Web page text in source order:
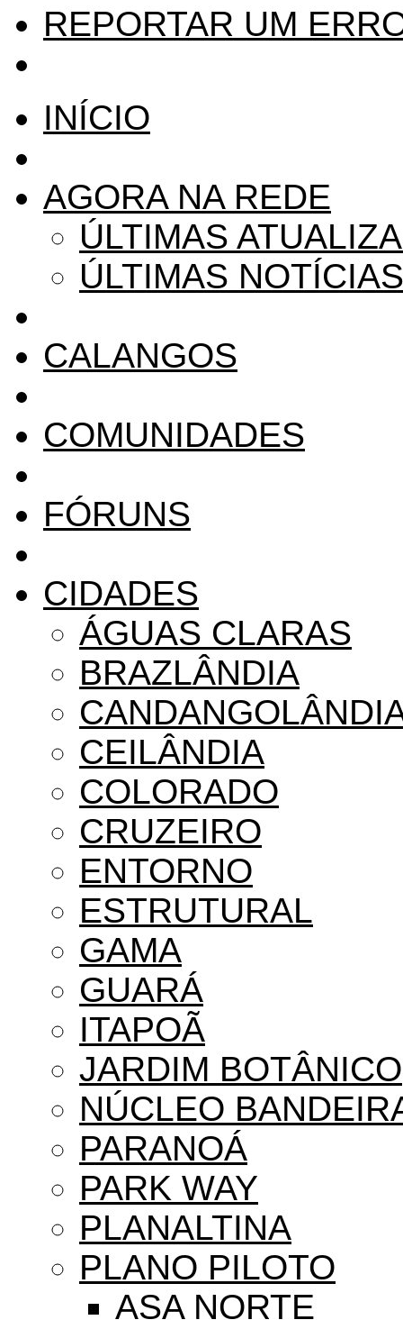
REPORTAR UM
INÍCIO
AGORA NA REDE
ÚLTIMAS
ÚLTIMAS NOTÍCIAS
CALANGOS
COMUNIDADES
FÓRUNS
CIDADES
ÁGUAS CLARAS
BRAZLÂNDIA
CEILÂNDIA
COLORADO
CRUZEIRO
ENTORNO
ESTRUTURAL
GAMA
GUARÁ
ITAPOÃ
JARDIM BOTÂNICO
NÚCLEO
PARANOÁ
PARK WAY
PLANALTINA
PLANO PILOTO
ASA NORTE